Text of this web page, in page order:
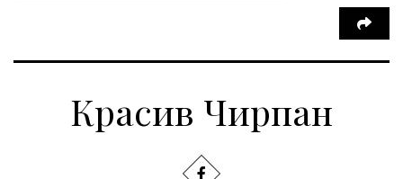
Красив Чирпан